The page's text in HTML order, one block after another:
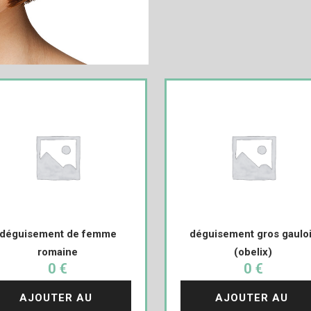
de femme
romaine
0 €
AJOUTER AU
déguisement gros
(obelix)
0 €
AJOUTER AU